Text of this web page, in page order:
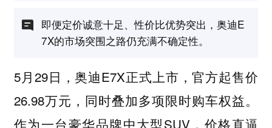
即便定价诚意十足、性价比优势突出，奥迪E
7X的市场突围之路仍充满不确定性。
5月29日，奥迪E7X正式上市，官方起售价
26.98万元，同时叠加多项限时购车权益。
作为一台豪华品牌中大型SUV，价格直逼